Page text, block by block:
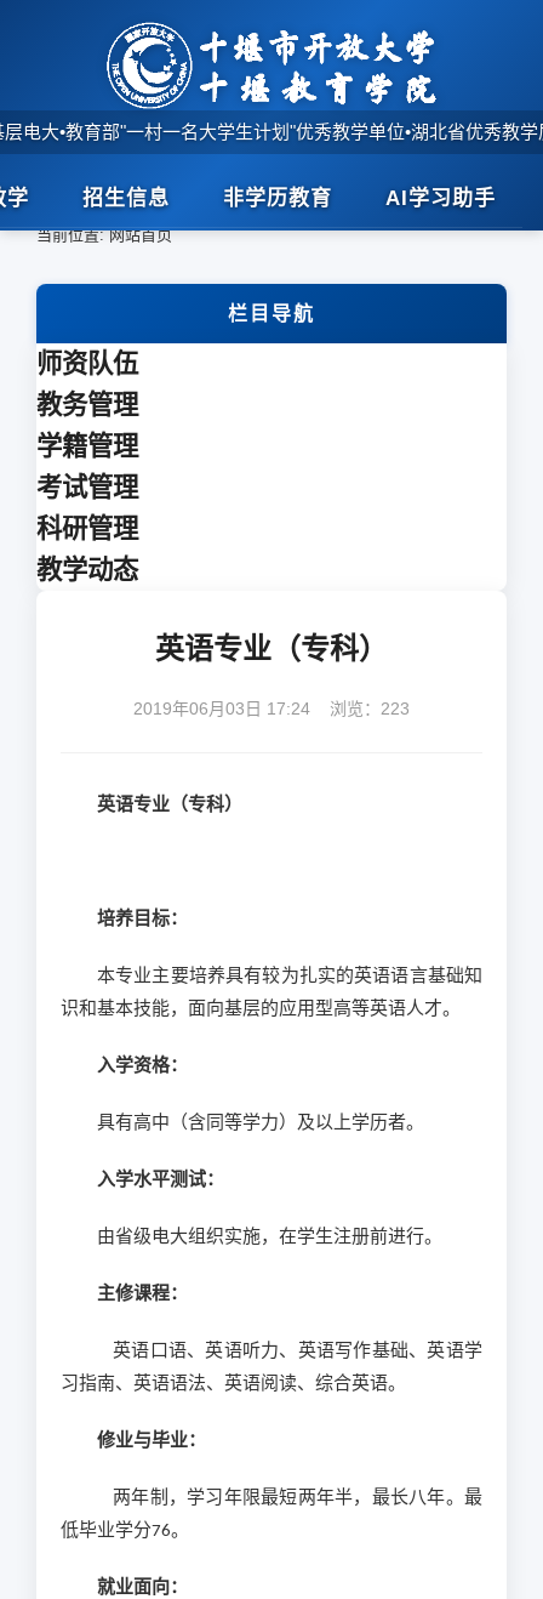
层电大•教育部"一村一名大学生计划"优秀教学单位•湖北省优秀教
学 招生信息 非学历教育 AI学习助手
当前位置:网站首页
栏目导航
师资队伍
教务管理
学籍管理
考试管理
科研管理
教学动态
英语专业（专科）
2019年06月03日 17:24 浏览： 223
英语专业（专科）
培养目标：
本专业主要培养具有较为扎实的英语语言基础知
识和基本技能，面向基层的应用型高等英语人才。
入学资格：
具有高中（含同等学力）及以上学历者。
入学水平测试：
由省级电大组织实施，在学生注册前进行。
主修课程：
英语口语、英语听力、英语写作基础、英语学
习指南、英语语法、英语阅读、综合英语。
修业与毕业：
两年制，学习年限最短两年半，最长八年。最
低毕业学分76。
就业面向：